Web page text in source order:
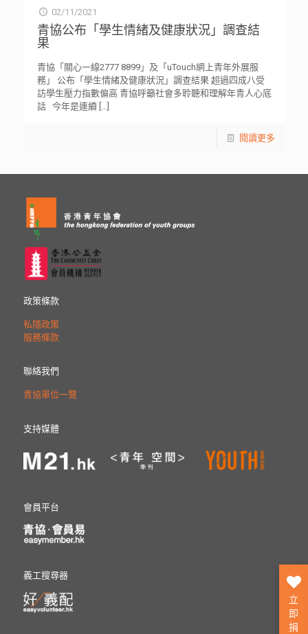
02/11/2021
青協公布「學生情緒及健康狀況」調查結
果
青協「關心一線2777 8899」及「uTouch網上青年外展服
務」 公布「學生情緒及健康狀況」調查結果 超過四成八受
訪學生壓力指數偏高 青協呼籲社會多聆聽和理解年青人心底
話 今年是連續[…]
閱讀更多
政策條款
私隱政策
服務條款
聯絡我們
青協單位一覽
支持媒體
會員平台
義工搜尋器
立
即
捐